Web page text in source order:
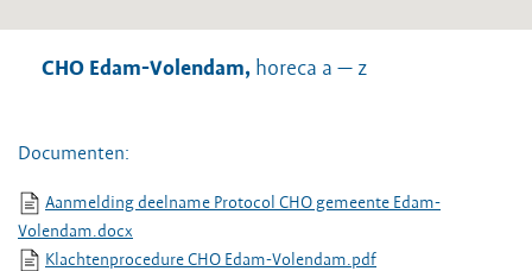
CHO Edam-Volendam, horeca a — z
Documenten:
Aanmelding deelname Protocol CHO gemeente Edam-
Volendam.docx
Klachtenprocedure CHO Edam-Volendam.pdf